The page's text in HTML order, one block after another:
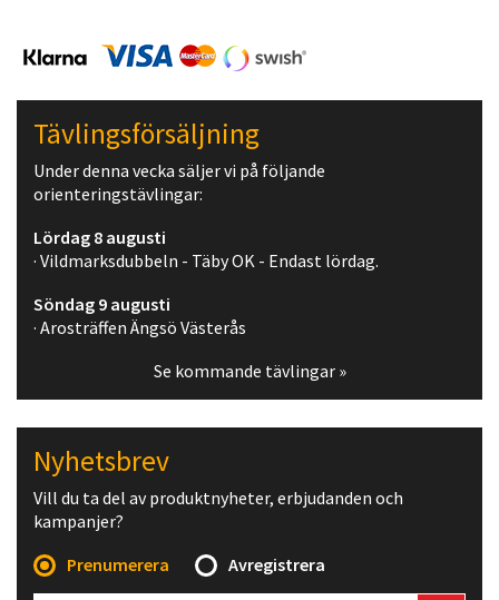
Tävlingsförsäljning
Under denna vecka säljer vi på följande
orienteringstävlingar:
Lördag 8 augusti
· Vildmarksdubbeln - Täby OK - Endast lördag.
Söndag 9 augusti
· Arosträffen Ängsö Västerås
Se kommande tävlingar »
Nyhetsbrev
Vill du ta del av produktnyheter, erbjudanden och
kampanjer?
Prenumerera
Avregistrera